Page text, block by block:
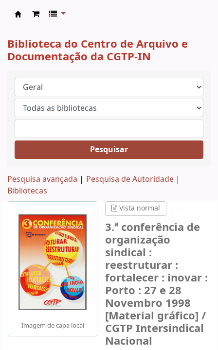
Biblioteca do Centro de Arquivo e
Documentação da CGTP-IN
Pesquisar
Pesquisa avançada
Pesquisa de Autoridade
Bibliotecas
Imagem de capa local
Vista normal
3.ª conferência de
organização
sindical :
reestruturar :
fortalecer : inovar :
Porto : 27 e 28
Novembro 1998
[Material gráfico] /
CGTP Intersindical
Nacional